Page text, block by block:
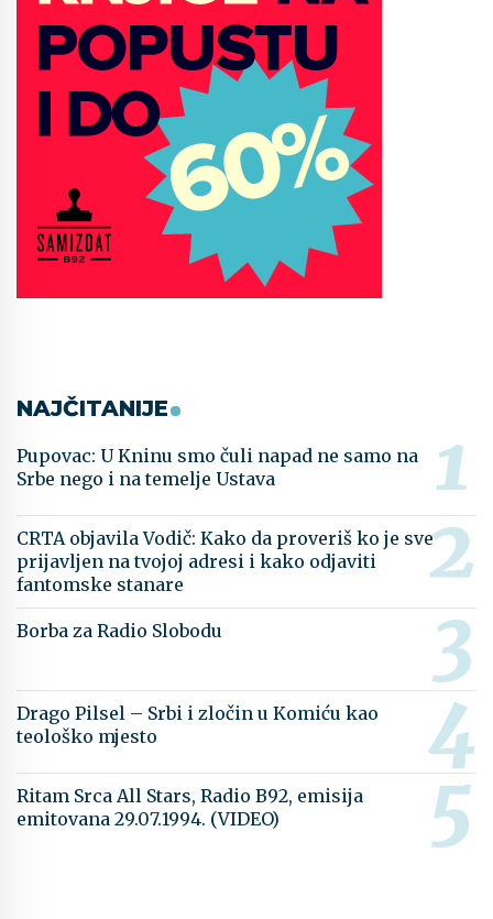
NAJČITANIJE
Pupovac: U Kninu smo čuli napad ne samo na
Srbe nego i na temelje Ustava
CRTA objavila Vodič: Kako da proveriš ko je sve
prijavljen na tvojoj adresi i kako odjaviti
fantomske stanare
Borba za Radio Slobodu
Drago Pilsel – Srbi i zločin u Komiću kao
teološko mjesto
Ritam Srca All Stars, Radio B92, emisija
emitovana 29.07.1994. (VIDEO)